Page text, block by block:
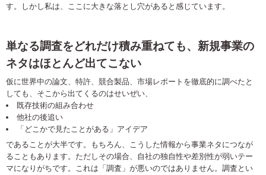
す。しかし私は、ここに大きな落とし穴があると感じています。
単なる調査をどれだけ積み重ねても、新規事業の
ネタはほとんど出てこない
仮に世界中の論文、特許、競合製品、市場レポートを徹底的に調べたと
しても、そこから出てくるのはせいぜい、
既存技術の組み合わせ
他社の後追い
「どこかで見たことがある」アイデア
であることが大半です。もちろん、こうした情報から事業ネタにつなが
ることもあります。ただしその場合、自社の独自性や差別性が弱いテー
マになりがちです。これは「調査」が悪いのではありません。調査とい